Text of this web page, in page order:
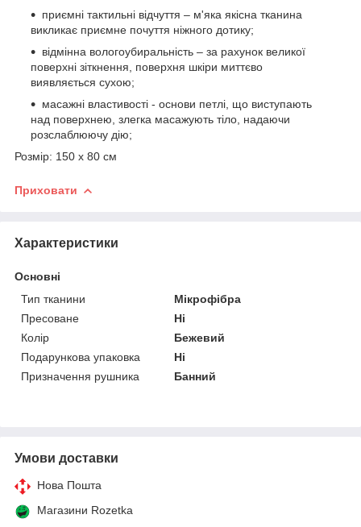
приємні тактильні відчуття – м'яка якісна тканина
викликає приємне почуття ніжного дотику;
відмінна вологоубиральність – за рахунок великої
поверхні зіткнення, поверхня шкіри миттєво
виявляється сухою;
масажні властивості - основи петлі, що виступають
над поверхнею, злегка масажують тіло, надаючи
розслаблюючу дію;
Розмір: 150 x 80 см
Приховати
Характеристики
Основні
Тип тканини
Мікрофібра
Пресоване
Ні
Колір
Бежевий
Подарункова упаковка
Ні
Призначення рушника
Банний
Умови доставки
Нова Пошта
Магазини Rozetka